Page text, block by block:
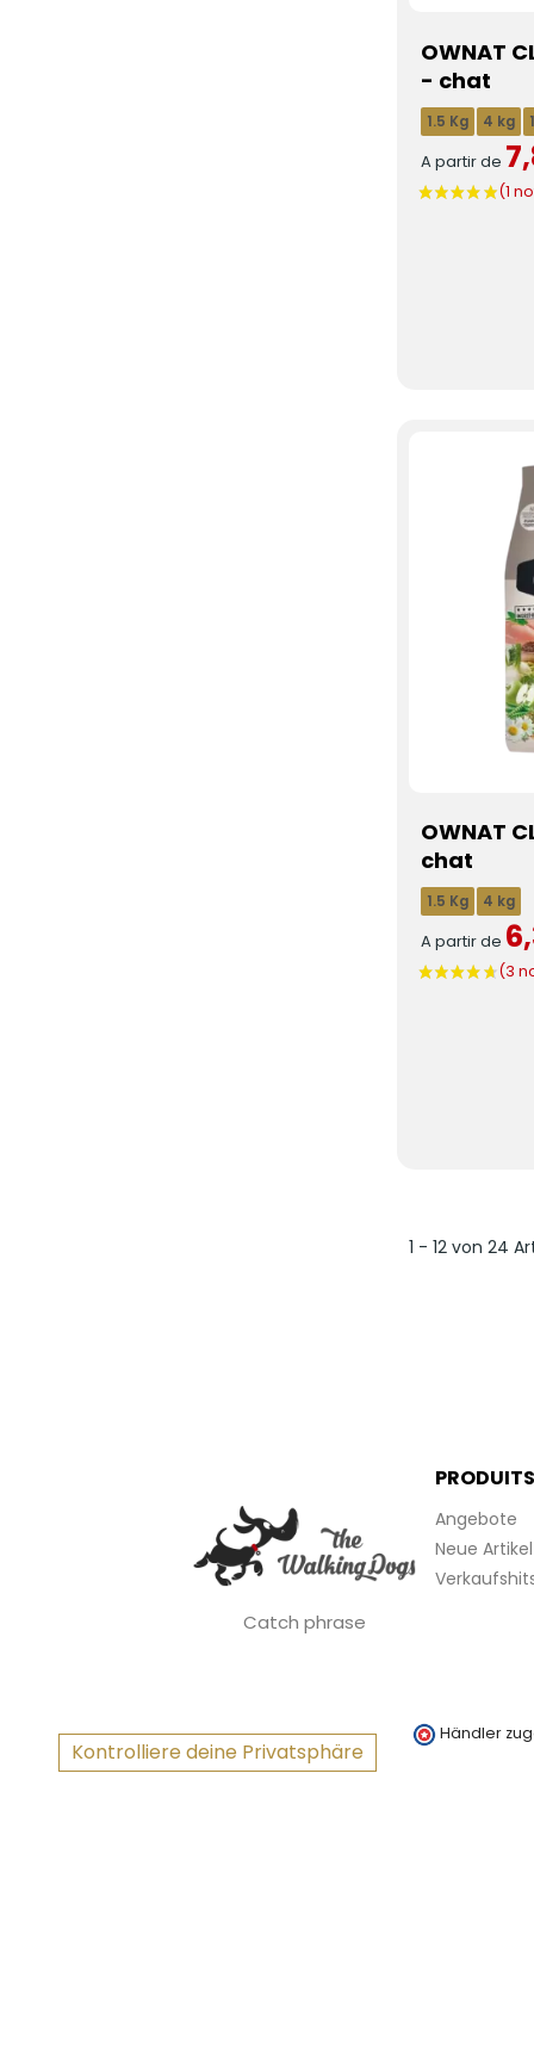
OWNAT
- chat
1.5 Kg 4 kg
A partir de
OWNAT
chat
1.5 Kg 4 kg
A partir de
1 - 12 von 24
Catch phrase
PRODUITS
Angebote
Neue Artikel
Kontrolliere deine Privatsphäre
Händler